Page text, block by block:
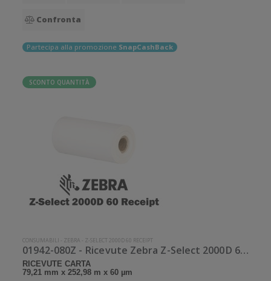
Confronta
Partecipa alla promozione SnapCashBack
SCONTO QUANTITÀ
CONSUMABILI - ZEBRA - Z-SELECT 2000D 60 RECEIPT
01942-080Z - Ricevute Zebra Z-Select 2000D 60 Receipt Carta
RICEVUTE CARTA
79,21 mm x 252,98 m x 60 µm